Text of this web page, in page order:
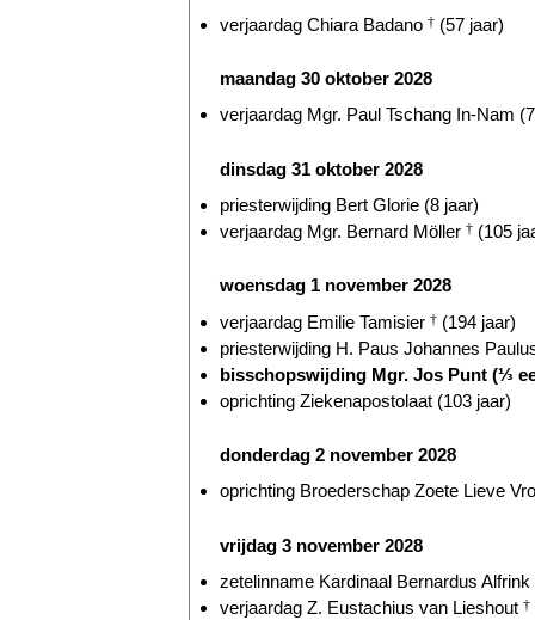
verjaardag Chiara Badano † (57 jaar)
maandag 30 oktober 2028
verjaardag Mgr. Paul Tschang In-Nam
dinsdag 31 oktober 2028
priesterwijding Bert Glorie (8 jaar)
verjaardag Mgr. Bernard Möller † (105
woensdag 1 november 2028
verjaardag Emilie Tamisier † (194 jaar)
priesterwijding H. Paus Johannes
bisschopswijding Mgr. Jos Punt (⅓
oprichting Ziekenapostolaat (103 jaar)
donderdag 2 november 2028
oprichting Broederschap Zoete Lieve
vrijdag 3 november 2028
zetelinname Kardinaal Bernardus Alfrink
verjaardag Z. Eustachius van Lieshout †